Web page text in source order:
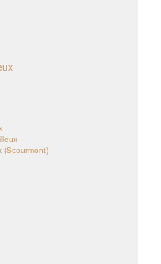
(Scourmont)